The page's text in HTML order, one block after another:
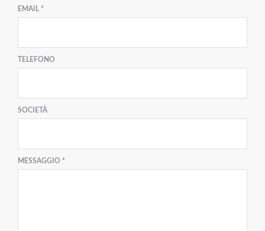
EMAIL *
TELEFONO
SOCIETÀ
MESSAGGIO *